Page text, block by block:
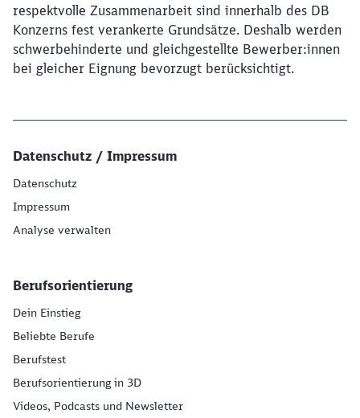
respektvolle Zusammenarbeit sind innerhalb des DB
Konzerns fest verankerte Grundsätze. Deshalb werden
schwerbehinderte und gleichgestellte Bewerber:innen
bei gleicher Eignung bevorzugt berücksichtigt.
Datenschutz / Impressum
Datenschutz
Impressum
Analyse verwalten
Berufsorientierung
Dein Einstieg
Beliebte Berufe
Berufstest
Berufsorientierung in 3D
Videos, Podcasts und Newsletter